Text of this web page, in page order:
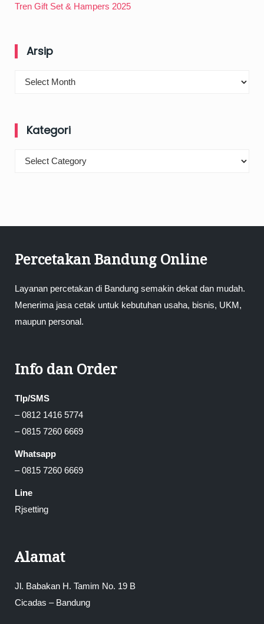
Tren Gift Set & Hampers 2025
Arsip
Arsip
Kategori
Kategori
Percetakan Bandung Online
Layanan percetakan di Bandung semakin dekat dan mudah.
Menerima jasa cetak untuk kebutuhan usaha, bisnis, UKM,
maupun personal.
Info dan Order
Tlp/SMS
– 0812 1416 5774
– 0815 7260 6669
Whatsapp
– 0815 7260 6669
Line
Rjsetting
Alamat
Jl. Babakan H. Tamim No. 19 B
Cicadas – Bandung